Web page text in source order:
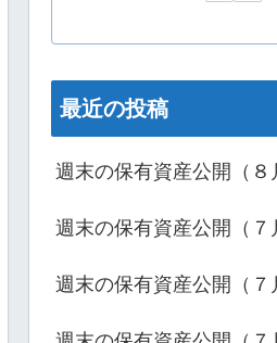
最近の投稿
週末の保有資産公開（８
週末の保有資産公開（７
週末の保有資産公開（７